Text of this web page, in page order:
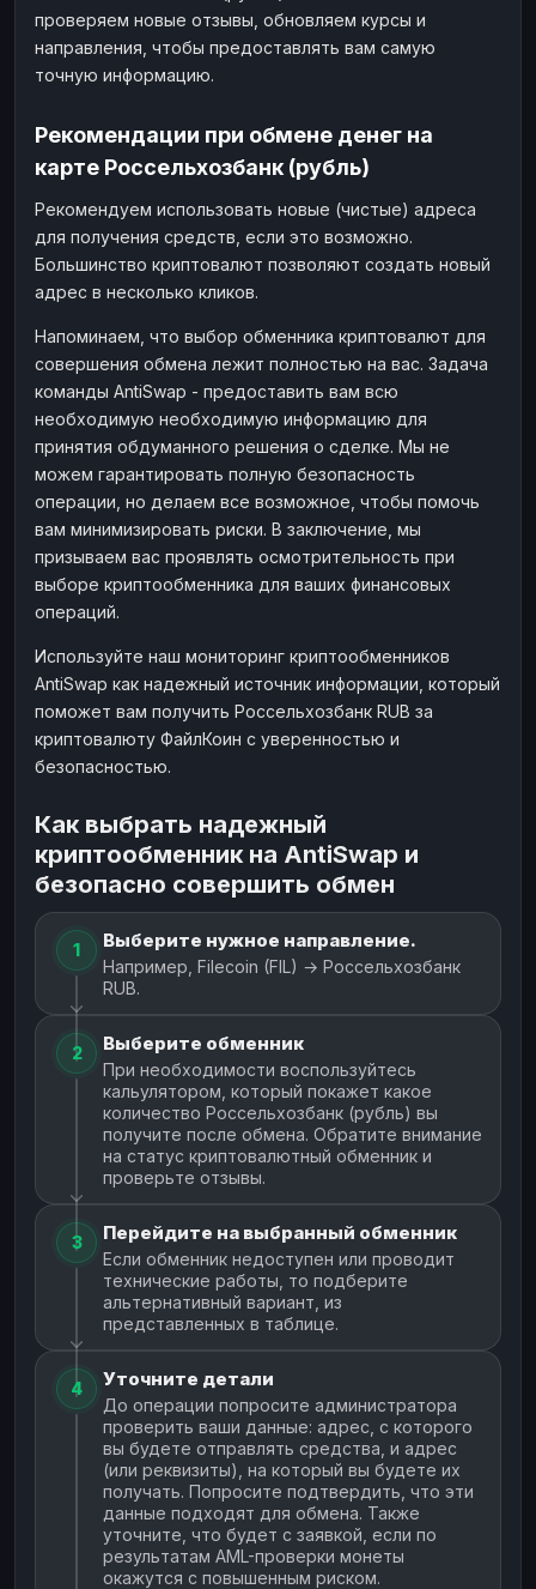
проверяем новые отзывы, обновляем курсы и
направления, чтобы предоставлять вам самую
точную информацию.
Рекомендации при обмене денег на
карте Россельхозбанк (рубль)
Рекомендуем использовать новые (чистые) адреса
для получения средств, если это возможно.
Большинство криптовалют позволяют создать новый
адрес в несколько кликов.
Напоминаем, что выбор обменника криптовалют для
совершения обмена лежит полностью на вас. Задача
команды AntiSwap - предоставить вам всю
необходимую необходимую информацию для
принятия обдуманного решения о сделке. Мы не
можем гарантировать полную безопасность
операции, но делаем все возможное, чтобы помочь
вам минимизировать риски. В заключение, мы
призываем вас проявлять осмотрительность при
выборе криптообменника для ваших финансовых
операций.
Используйте наш мониторинг криптообменников
AntiSwap как надежный источник информации, который
поможет вам получить Россельхозбанк RUB за
криптовалюту ФайлКоин с уверенностью и
безопасностью.
Как выбрать надежный
криптообменник на AntiSwap и
безопасно совершить обмен
1 Выберите нужное направление.
Например, Filecoin (FIL) → Россельхозбанк
RUB.
2 Выберите обменник
При необходимости воспользуйтесь
кальулятором, который покажет какое
количество Россельхозбанк (рубль) вы
получите после обмена. Обратите внимание
на статус криптовалютный обменник и
проверьте отзывы.
3 Перейдите на выбранный обменник
Если обменник недоступен или проводит
технические работы, то подберите
альтернативный вариант, из
представленных в таблице.
4 Уточните детали
До операции попросите администратора
проверить ваши данные: адрес, с которого
вы будете отправлять средства, и адрес
(или реквизиты), на который вы будете их
получать. Попросите подтвердить, что эти
данные подходят для обмена. Также
уточните, что будет с заявкой, если по
результатам AML-проверки монеты
окажутся с повышенным риском.